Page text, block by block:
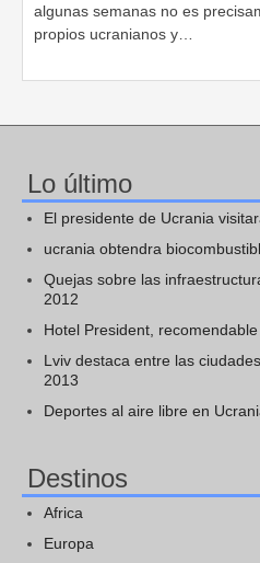
algunas semanas no es
propios ucranianos y…
Lo último
El presidente de Ucrania
ucrania obtendra
Quejas sobre las
2012
Hotel President,
Lviv destaca entre las
2013
Deportes al aire libre en
Destinos
Africa
Europa